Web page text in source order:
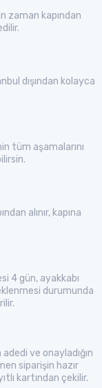
zaman kapından
dışından kolayca
tüm aşamalarını
alınır, kapına
4 gün, ayakkabı
durumunda
ve onayladığın
siparişin hazır
kartından çekilir.